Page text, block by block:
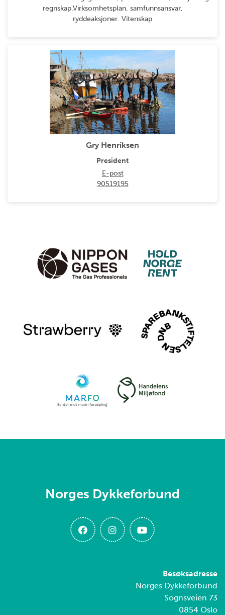
regnskap.Virksomhetsplan, samfunnsansvar,
ryddeaksjoner. Vitenskap
Gry Henriksen
President
E-post
90519195
Norges Dykkeforbund
Besøksadresse
Norges Dykkeforbund
Sognsveien 73
0854 Oslo